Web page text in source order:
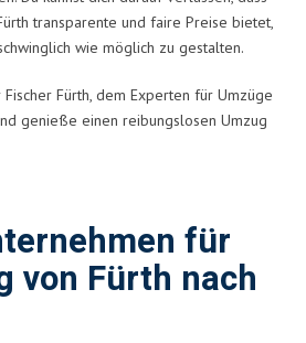
transparente und faire Preise bietet,
wie möglich zu gestalten.
Fürth, dem Experten für Umzüge
genieße einen reibungslosen Umzug
für
von Fürth nach